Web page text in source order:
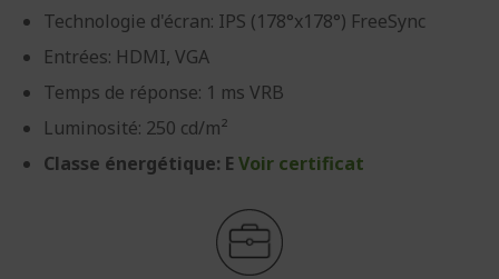
Technologie d'écran: IPS (178°x178°) FreeSync
Entrées: HDMI, VGA
Temps de réponse: 1 ms VRB
Luminosité: 250 cd/m²
Classe énergétique: E Voir certificat